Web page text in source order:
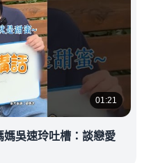
01:21
吳速玲吐槽：談戀愛